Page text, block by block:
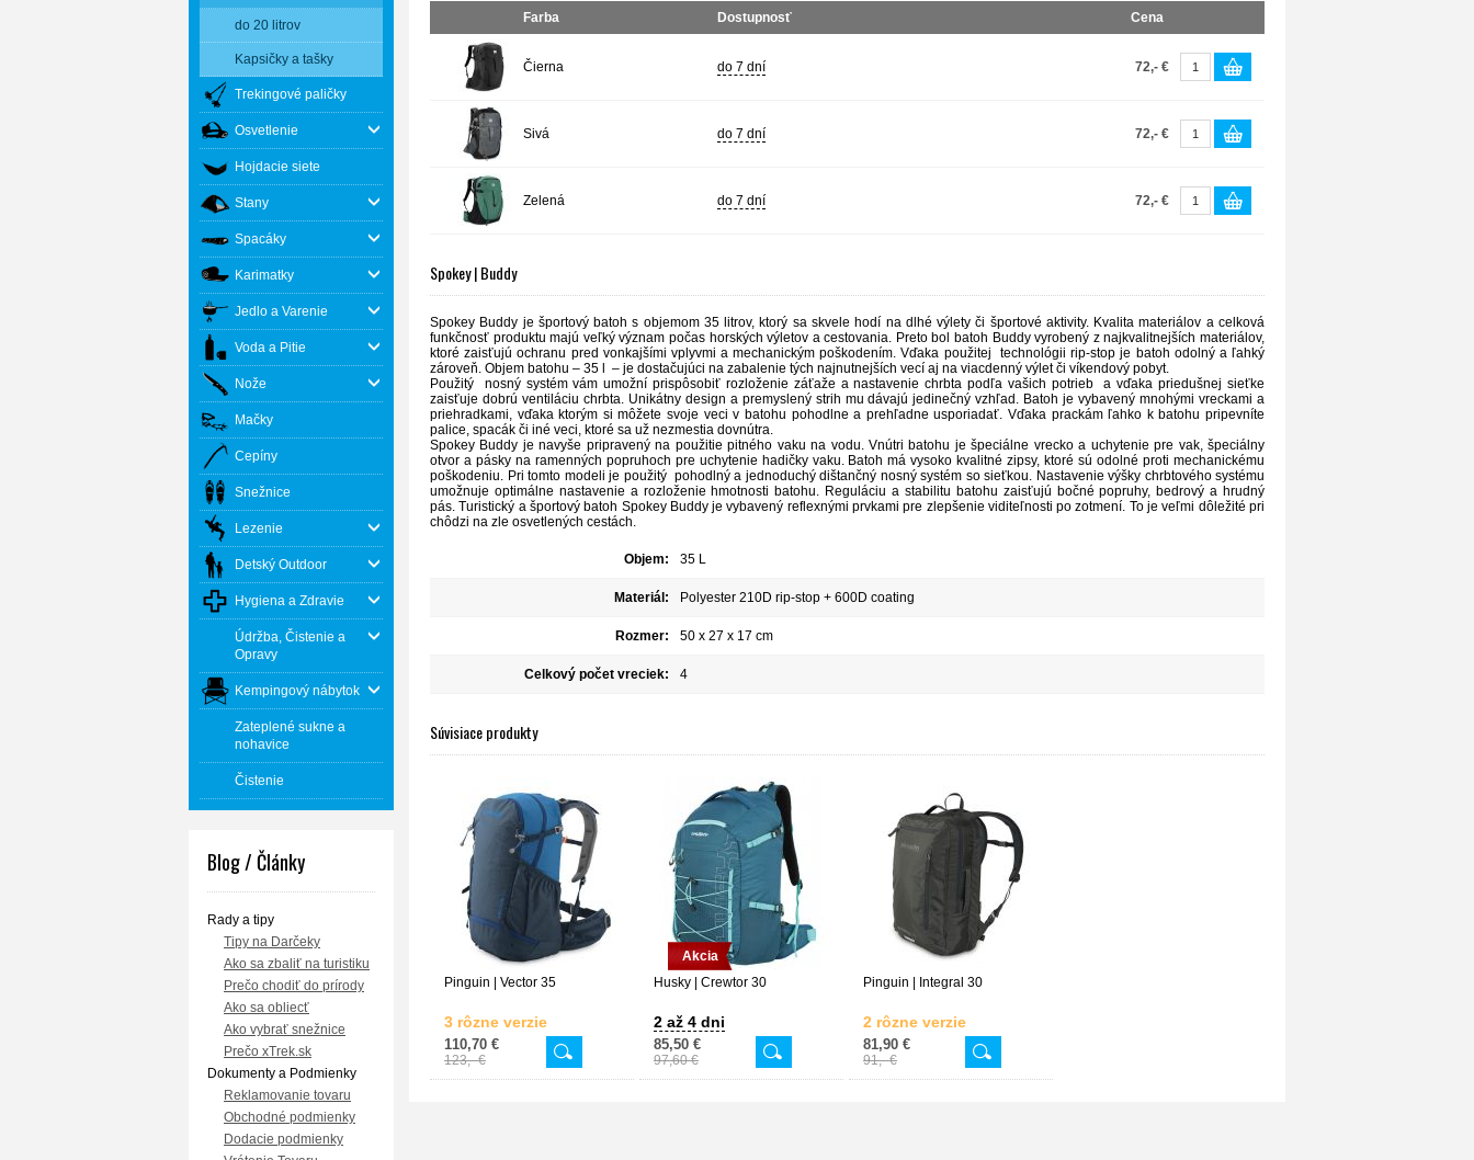
do 20 litrov
Kapsičky a tašky
Trekingové paličky
Osvetlenie
Hojdacie siete
Stany
Spacáky
Karimatky
Jedlo a Varenie
Voda a Pitie
Nože
Mačky
Cepíny
Snežnice
Lezenie
Detský Outdoor
Hygiena a Zdravie
Údržba, Čistenie a
Opravy
Kempingový nábytok
Zateplené sukne a
nohavice
Čistenie
Blog / Články
Rady a tipy
Tipy na Darčeky
Ako sa zbaliť na turistiku
Prečo chodiť do prírody
Ako sa obliecť
Ako vybrať snežnice
Prečo xTrek.sk
Dokumenty a Podmienky
Reklamovanie tovaru
Obchodné podmienky
Dodacie podmienky
Farba Dostupnosť Cena
Čierna do 7 dní 72,- €
Sivá do 7 dní 72,- €
Zelená do 7 dní 72,- €
Spokey | Buddy
Spokey Buddy je športový batoh s objemom 35 litrov, ktorý sa skvele hodí na dlhé výlety či športové aktivity. Kvalita materiálov a celková
funkčnosť produktu majú veľký význam počas horských výletov a cestovania. Preto bol batoh Buddy vyrobený z najkvalitnejších materiálov,
ktoré zaisťujú ochranu pred vonkajšími vplyvmi a mechanickým poškodením. Vďaka použitej technológii rip-stop je batoh odolný a ľahký
zároveň. Objem batohu – 35 l – je dostačujúci na zabalenie tých najnutnejších vecí aj na viacdenný výlet či víkendový pobyt.
Použitý nosný systém vám umožní prispôsobiť rozloženie záťaže a nastavenie chrbta podľa vašich potrieb a vďaka priedušnej sieťke
zaisťuje dobrú ventiláciu chrbta. Unikátny design a premyslený strih mu dávajú jedinečný vzhľad. Batoh je vybavený mnohými vreckami a
priehradkami, vďaka ktorým si môžete svoje veci v batohu pohodlne a prehľadne usporiadať. Vďaka prackám ľahko k batohu pripevníte
palice, spacák či iné veci, ktoré sa už nezmestia dovnútra.
Spokey Buddy je navyše pripravený na použitie pitného vaku na vodu. Vnútri batohu je špeciálne vrecko a uchytenie pre vak, špeciálny
otvor a pásky na ramenných popruhoch pre uchytenie hadičky vaku. Batoh má vysoko kvalitné zipsy, ktoré sú odolné proti mechanickému
poškodeniu. Pri tomto modeli je použitý pohodlný a jednoduchý dištančný nosný systém so sieťkou. Nastavenie výšky chrbtového systému
umožnuje optimálne nastavenie a rozloženie hmotnosti batohu. Reguláciu a stabilitu batohu zaisťujú bočné popruhy, bedrový a hrudný
pás. Turistický a športový batoh Spokey Buddy je vybavený reflexnými prvkami pre zlepšenie viditeľnosti po zotmení. To je veľmi dôležité pri
chôdzi na zle osvetlených cestách.
Objem: 35 L
Materiál: Polyester 210D rip-stop + 600D coating
Rozmer: 50 x 27 x 17 cm
Celkový počet vreciek: 4
Súvisiace produkty
Pinguin | Vector 35
3 rôzne verzie
110,70 €
123,- €
Akcia
Husky | Crewtor 30
2 až 4 dni
85,50 €
97,60 €
Pinguin | Integral 30
2 rôzne verzie
81,90 €
91,- €